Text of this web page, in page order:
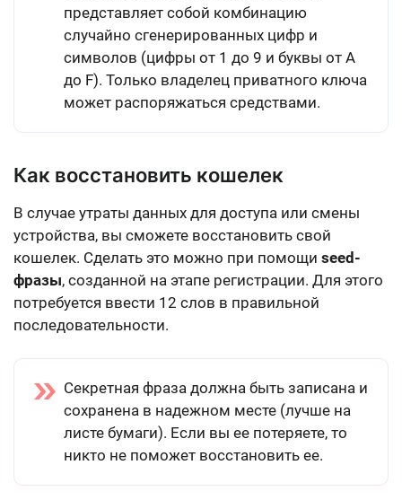
представляет собой комбинацию
случайно сгенерированных цифр и
символов (цифры от 1 до 9 и буквы от A
до F). Только владелец приватного ключа
может распоряжаться средствами.
Как восстановить кошелек
В случае утраты данных для доступа или смены
устройства, вы сможете восстановить свой
кошелек. Сделать это можно при помощи seed-
фразы, созданной на этапе регистрации. Для этого
потребуется ввести 12 слов в правильной
последовательности.
Секретная фраза должна быть записана и
сохранена в надежном месте (лучше на
листе бумаги). Если вы ее потеряете, то
никто не поможет восстановить ее.